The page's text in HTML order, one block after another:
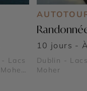
Lacs
10 jours -
Dublin -
Moher